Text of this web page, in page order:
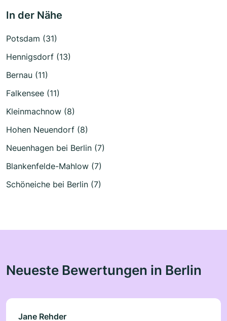
In der Nähe
Potsdam (31)
Hennigsdorf (13)
Bernau (11)
Falkensee (11)
Kleinmachnow (8)
Hohen Neuendorf (8)
Neuenhagen bei Berlin (7)
Blankenfelde-Mahlow (7)
Schöneiche bei Berlin (7)
Neueste Bewertungen in Berlin
Jane Rehder